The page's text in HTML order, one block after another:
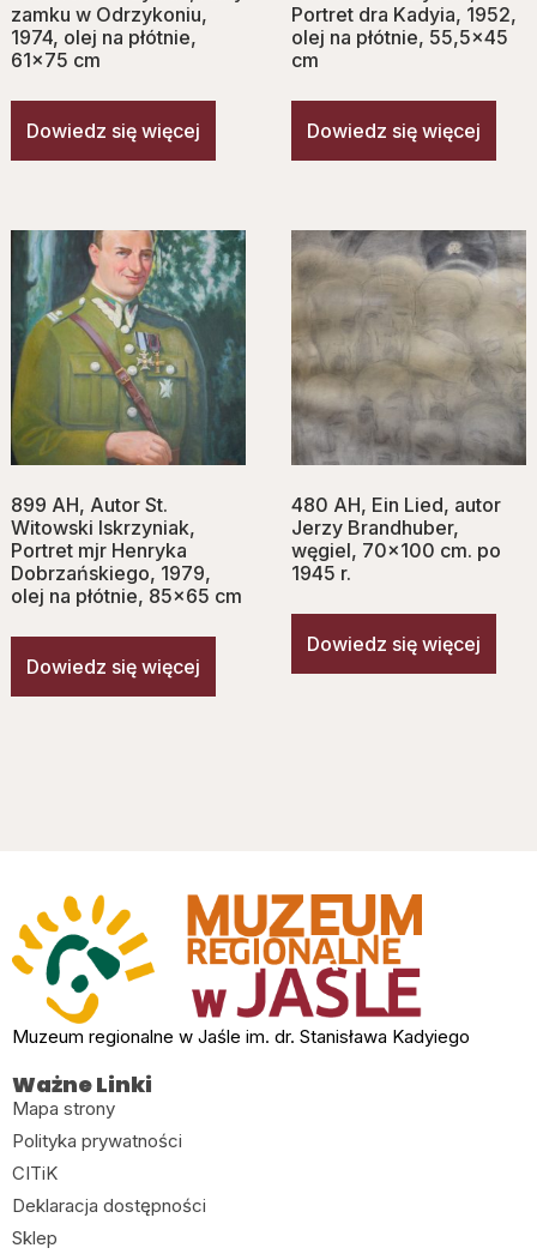
zamku w Odrzykoniu,
1974, olej na płótnie,
61×75 cm
Dowiedz się więcej
Portret dra Kadyia, 1952,
olej na płótnie, 55,5×45
cm
Dowiedz się więcej
899 AH, Autor St.
Witowski Iskrzyniak,
Portret mjr Henryka
Dobrzańskiego, 1979,
olej na płótnie, 85×65 cm
Dowiedz się więcej
480 AH, Ein Lied, autor
Jerzy Brandhuber,
węgiel, 70×100 cm. po
1945 r.
Dowiedz się więcej
Muzeum regionalne w Jaśle im. dr. Stanisława Kadyiego
Ważne Linki
Mapa strony
Polityka prywatności
CITiK
Deklaracja dostępności
Sklep